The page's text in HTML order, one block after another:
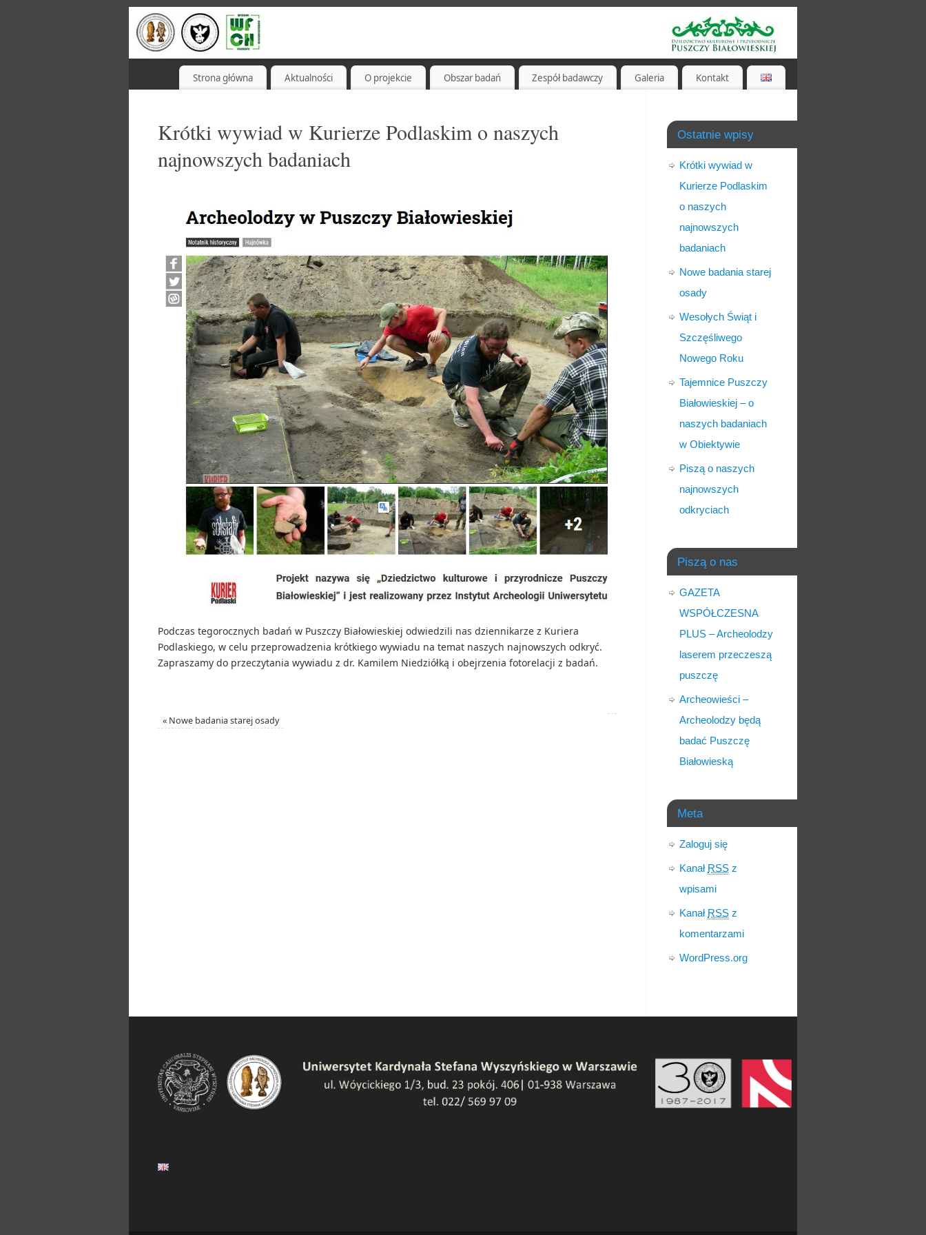
Strona główna Aktualności O projekcie Obszar badań Zespół badawczy Galeria Kontakt
Krótki wywiad w Kurierze Podlaskim o naszych
najnowszych badaniach
Podczas tegorocznych badań w Puszczy Białowieskiej odwiedzili nas dziennikarze z Kuriera
Podlaskiego, w celu przeprowadzenia krótkiego wywiadu na temat naszych najnowszych odkryć.
Zapraszamy do przeczytania wywiadu z dr. Kamilem Niedziółką i obejrzenia fotorelacji z badań.
«Nowe badania starej osady
Ostatnie wpisy
Krótki wywiad w
Kurierze Podlaskim
o naszych
najnowszych
badaniach
Nowe badania starej
osady
Wesołych Świąt i
Szczęśliwego
Nowego Roku
Tajemnice Puszczy
Białowieskiej – o
naszych badaniach
w Obiektywie
Piszą o naszych
najnowszych
odkryciach
Piszą o nas
GAZETA
WSPÓŁCZESNA
PLUS – Archeolodzy
laserem przeczeszą
puszczę
Archeowieści –
Archeolodzy będą
badać Puszczę
Białowieską
Meta
Zaloguj się
Kanał RSS z
wpisami
Kanał RSS z
komentarzami
WordPress.org